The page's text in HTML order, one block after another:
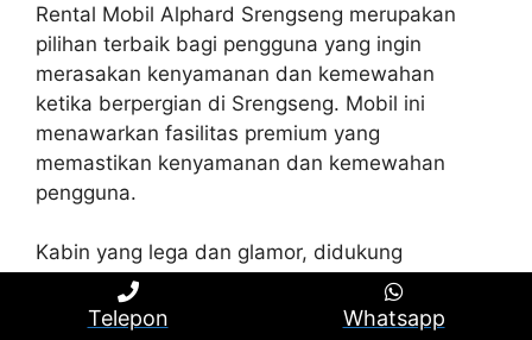
Rental Mobil Alphard Srengseng merupakan
pilihan terbaik bagi pengguna yang ingin
merasakan kenyamanan dan kemewahan
ketika berpergian di Srengseng. Mobil ini
menawarkan fasilitas premium yang
memastikan kenyamanan dan kemewahan
pengguna.
Kabin yang lega dan glamor, didukung
tersedianya jok kulit dan fitur entertainment
yang modern, sehingga membuat pengguna
Telepon Whatsapp